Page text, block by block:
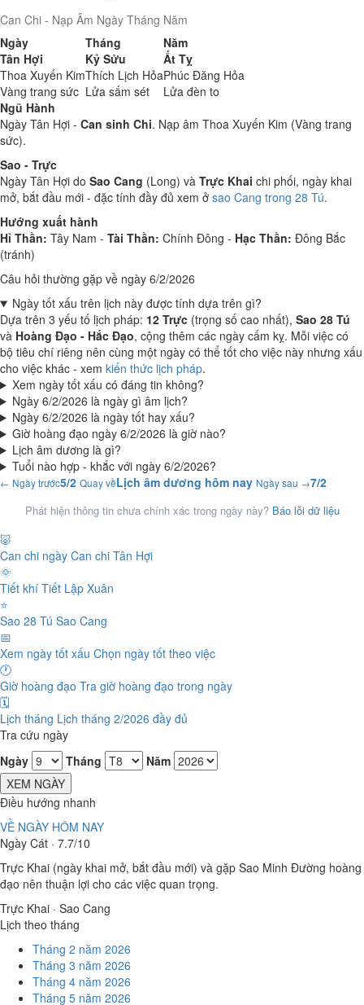
Can Chi - Nạp Âm Ngày Tháng Năm
Ngày
Tháng
Năm
Tân Hợi
Kỷ Sửu
Ất Tỵ
Thoa Xuyến KimThích Lịch HỏaPhúc Đăng Hỏa
Vàng trang sức Lửa sấm sét
Lửa đèn to
Ngũ Hành
Ngày Tân Hợi - Can sinh Chi. Nạp âm Thoa Xuyến Kim (Vàng trang
sức).
Sao - Trực
Ngày Tân Hợi do Sao Cang (Long) và Trực Khai chi phối, ngày khai
mở, bắt đầu mới - đặc tính đầy đủ xem ở sao Cang trong 28 Tú.
Hướng xuất hành
Hỉ Thần: Tây Nam - Tài Thần: Chính Đông - Hạc Thần: Đông Bắc
(tránh)
Câu hỏi thường gặp về ngày 6/2/2026
Ngày tốt xấu trên lịch này được tính dựa trên gì?
Dựa trên 3 yếu tố lịch pháp: 12 Trực (trọng số cao nhất), Sao 28 Tú
và Hoàng Đạo - Hắc Đạo, cộng thêm các ngày cấm kỵ. Mỗi việc có
bộ tiêu chí riêng nên cùng một ngày có thể tốt cho việc này nhưng xấu
cho việc khác - xem kiến thức lịch pháp.
Xem ngày tốt xấu có đáng tin không?
Ngày 6/2/2026 là ngày gì âm lịch?
Ngày 6/2/2026 là ngày tốt hay xấu?
Giờ hoàng đạo ngày 6/2/2026 là giờ nào?
Lịch âm dương là gì?
Tuổi nào hợp - khắc với ngày 6/2/2026?
← Ngày trước5/2 Quay vềLịch âm dương hôm nay Ngày sau →7/2
Phát hiện thông tin chưa chính xác trong ngày này? Báo lỗi dữ liệu
🐷
Can chi ngày Can chi Tân Hợi
🌞
Tiết khí Tiết Lập Xuân
⭐
Sao 28 Tú Sao Cang
📅
Xem ngày tốt xấu Chọn ngày tốt theo việc
🕐
Giờ hoàng đạo Tra giờ hoàng đạo trong ngày
🗓️
Lịch tháng Lịch tháng 2/2026 đầy đủ
Tra cứu ngày
Ngày
Tháng
Năm
XEM NGÀY
Điều hướng nhanh
VỀ NGÀY HÔM NAY
Ngày Cát · 7.7/10
Trực Khai (ngày khai mở, bắt đầu mới) và gặp Sao Minh Đường hoàng
đạo nên thuận lợi cho các việc quan trọng.
Trực Khai · Sao Cang
Lịch theo tháng
Tháng 2 năm 2026
Tháng 3 năm 2026
Tháng 4 năm 2026
Tháng 5 năm 2026